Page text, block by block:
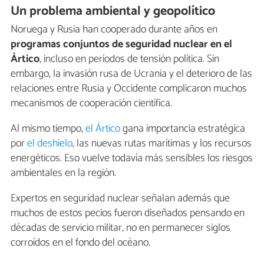
Un problema ambiental y geopolítico
Noruega y Rusia han cooperado durante años en
programas conjuntos de seguridad nuclear en el
Ártico, incluso en períodos de tensión política. Sin
embargo, la invasión rusa de Ucrania y el deterioro de las
relaciones entre Rusia y Occidente complicaron muchos
mecanismos de cooperación científica.
Al mismo tiempo,el Árticogana importancia estratégica
porel deshielo, las nuevas rutas marítimas y los recursos
energéticos. Eso vuelve todavía más sensibles los riesgos
ambientales en la región.
Expertos en seguridad nuclear señalan además que
muchos de estos pecios fueron diseñados pensando en
décadas de servicio militar, no en permanecer siglos
corroídos en el fondo del océano.